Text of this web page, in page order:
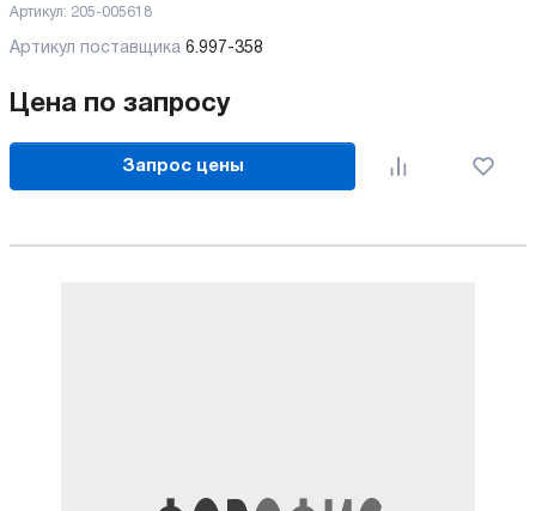
Артикул: 205-005618
Артикул поставщика 6.997-358
Цена по запросу
Запрос цены